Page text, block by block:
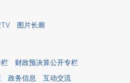
图片长廊
财政预决算公开专栏
政务信息 互动交流